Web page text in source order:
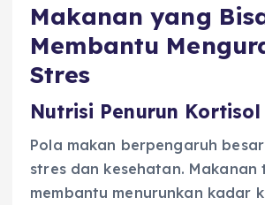
Makanan yang
Membantu
Stres
Nutrisi Penurun Kortisol
Pola makan berpengaruh
stres dan kesehatan.
membantu menurunkan kadar